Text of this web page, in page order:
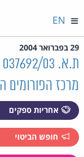
EN
29 בפברואר 2004
מרכז הפורומים
אחריות ספקים
חופש הביטוי